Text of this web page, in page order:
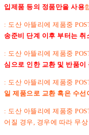
입제품 등의 정품만을 사용
: 도산 아뜰리에 제품중
송준비 단계 이후 부터는 취
: 도산 아뜰리에 제품중
심으로 인한 교환 및 반품이
: 도산 아뜰리에 제품중
일 제품으로 교환 혹은 수선
: 도산 아뜰리에 제품중
어질 경우, 경우에 따라 무